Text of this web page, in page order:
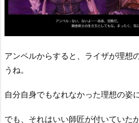
アンペルからすると、ライザが理想
うね。
自分自身でもなれなかった理想の姿
でも、それはいい師匠が付いていた